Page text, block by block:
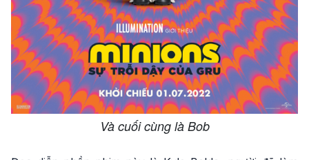
Và cuối cùng là Bob